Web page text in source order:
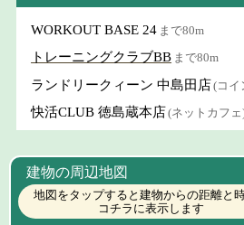
WORKOUT BASE 24 まで80m
トレーニングクラブBB まで80m
ランドリークィーン 中島田店(コイ
快活CLUB 徳島蔵本店(ネットカフ
建物の周辺地図
地図をタップすると建物からの距離と
コチラに表示します